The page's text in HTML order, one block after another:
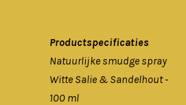
Productspecificaties
Natuurlijke smudge spray
Witte Salie & Sandelhout -
100 ml